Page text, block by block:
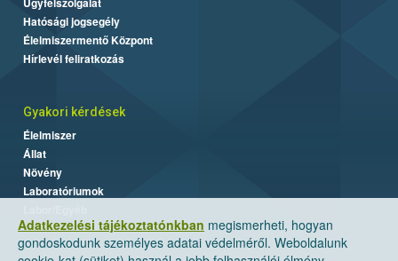
Adatkezelési tájékoztatónkban megismerheti, hogyan
gondoskodunk személyes adatai védelméről. Weboldalunk
Hatósági jogsegély
Élelmiszermentő Központ
Hírlevél feliratkozás
Gyakori kérdések
Élelmiszer
Állat
Növény
Laboratóriumok